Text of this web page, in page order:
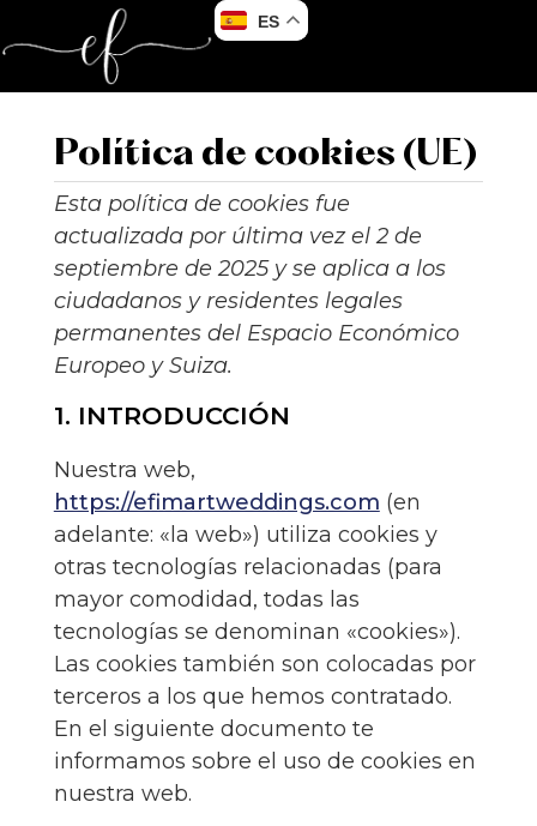
ES
Política de cookies (UE)
Esta política de cookies fue
actualizada por última vez el 2 de
septiembre de 2025 y se aplica a los
ciudadanos y residentes legales
permanentes del Espacio Económico
Europeo y Suiza.
1. INTRODUCCIÓN
Nuestra web,
https://efimartweddings.com (en
adelante: «la web») utiliza cookies y
otras tecnologías relacionadas (para
mayor comodidad, todas las
tecnologías se denominan «cookies»).
Las cookies también son colocadas por
terceros a los que hemos contratado.
En el siguiente documento te
informamos sobre el uso de cookies en
nuestra web.